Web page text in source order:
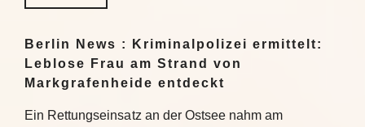
Berlin News : Kriminalpolizei ermittelt:
Leblose Frau am Strand von
Markgrafenheide entdeckt
Ein Rettungseinsatz an der Ostsee nahm am